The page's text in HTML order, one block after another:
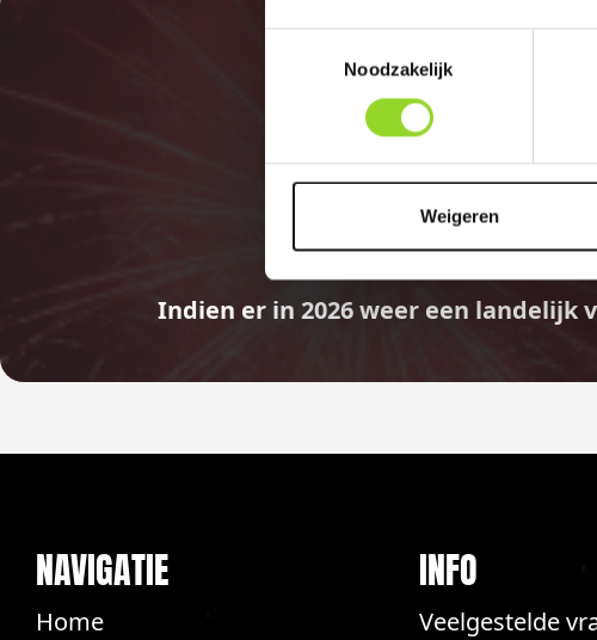
Noodzakelijk
Weigeren
Indien er in 2026 weer een
NAVIGATIE
Home
INFO
Veelgestelde